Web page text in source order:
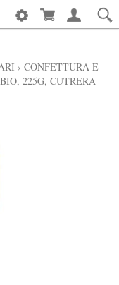
› CONFETTURA E
225G, CUTRERA